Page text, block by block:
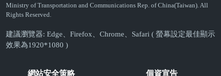
Ministry of Transportation and Communications Rep. of China(Taiwan). All
Rights Reserved.
建議瀏覽器: Edge、Firefox、Chrome、Safari ( 螢幕設定最佳顯示
效果為1920*1080 )
網站安全策略 個資宣告